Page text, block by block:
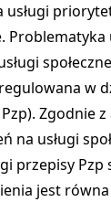
usługi
Problematyka
w
Zgodnie
na usługi
przepisy Pzp
jest